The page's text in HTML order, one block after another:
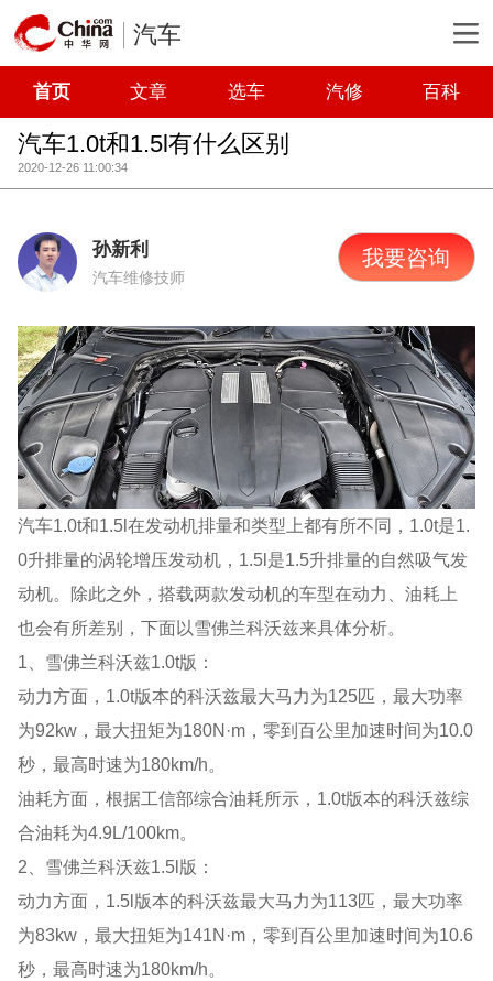
汽车
首页 文章 选车 汽修 百科
汽车1.0t和1.5l有什么区别
2020-12-26 11:00:34
孙新利
汽车维修技师
我要咨询
汽车1.0t和1.5l在发动机排量和类型上都有所不同，1.0t是1.
0升排量的涡轮增压发动机，1.5l是1.5升排量的自然吸气发
动机。除此之外，搭载两款发动机的车型在动力、油耗上
也会有所差别，下面以雪佛兰科沃兹来具体分析。
1、雪佛兰科沃兹1.0t版：
动力方面，1.0t版本的科沃兹最大马力为125匹，最大功率
为92kw，最大扭矩为180N·m，零到百公里加速时间为10.0
秒，最高时速为180km/h。
油耗方面，根据工信部综合油耗所示，1.0t版本的科沃兹综
合油耗为4.9L/100km。
2、雪佛兰科沃兹1.5l版：
动力方面，1.5l版本的科沃兹最大马力为113匹，最大功率
为83kw，最大扭矩为141N·m，零到百公里加速时间为10.6
秒，最高时速为180km/h。